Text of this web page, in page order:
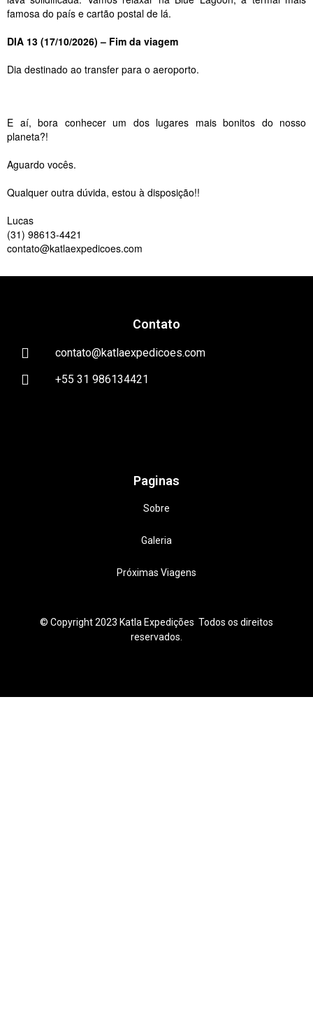
famosa do país e cartão postal de lá.
DIA 13 (17/10/2026) – Fim da viagem
Dia destinado ao transfer para o aeroporto.
E aí, bora conhecer um dos lugares mais bonitos do nosso
planeta?!
Aguardo vocês.
Qualquer outra dúvida, estou à disposição!!
Lucas
(31) 98613-4421
contato@katlaexpedicoes.com
Contato
contato@katlaexpedicoes.com
+55 31 986134421
Paginas
Sobre
Galeria
Próximas Viagens
© Copyright 2023 Katla Expedições Todos os direitos
reservados.